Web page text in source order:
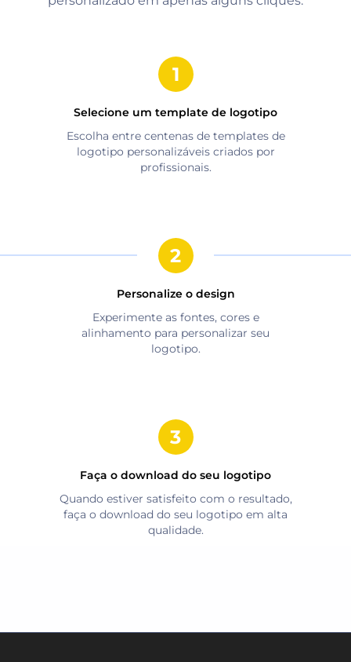
Selecione um template de logotipo
Escolha entre centenas de templates de
logotipo personalizáveis criados por
profissionais.
Personalize o design
Experimente as fontes, cores e
alinhamento para personalizar seu
logotipo.
Faça o download do seu logotipo
Quando estiver satisfeito com o resultado,
faça o download do seu logotipo em alta
qualidade.